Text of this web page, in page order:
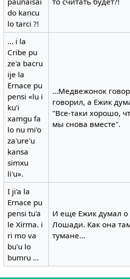
do kancu
lo tarci ?!
... i la
Cribe pu
ze'a bacru
ije la
Ernace pu
pensi «lu i
ku'i
xamgu fa
lo nu mi'o
za'ure'u
kansa
simxu
li'u».
...Медвежонок
говорил, а Ежик
"Все-таки хорошо,
мы снова вместе".
I ji'a la
Ernace pu
pensi tu'a
le Xirma. i
ri mo va
bu'u lo
bumru ...
И еще Ежик думал о
Лошади. Как она
тумане...